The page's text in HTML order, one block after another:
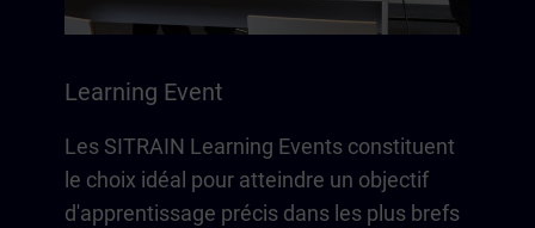
Learning Event
Les SITRAIN Learning Events constituent
le choix idéal pour atteindre un objectif
d'apprentissage précis dans les plus brefs